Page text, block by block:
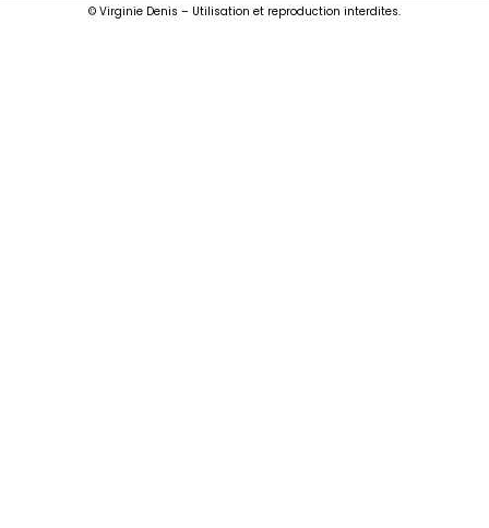
© Virginie Denis – Utilisation et reproduction interdites.